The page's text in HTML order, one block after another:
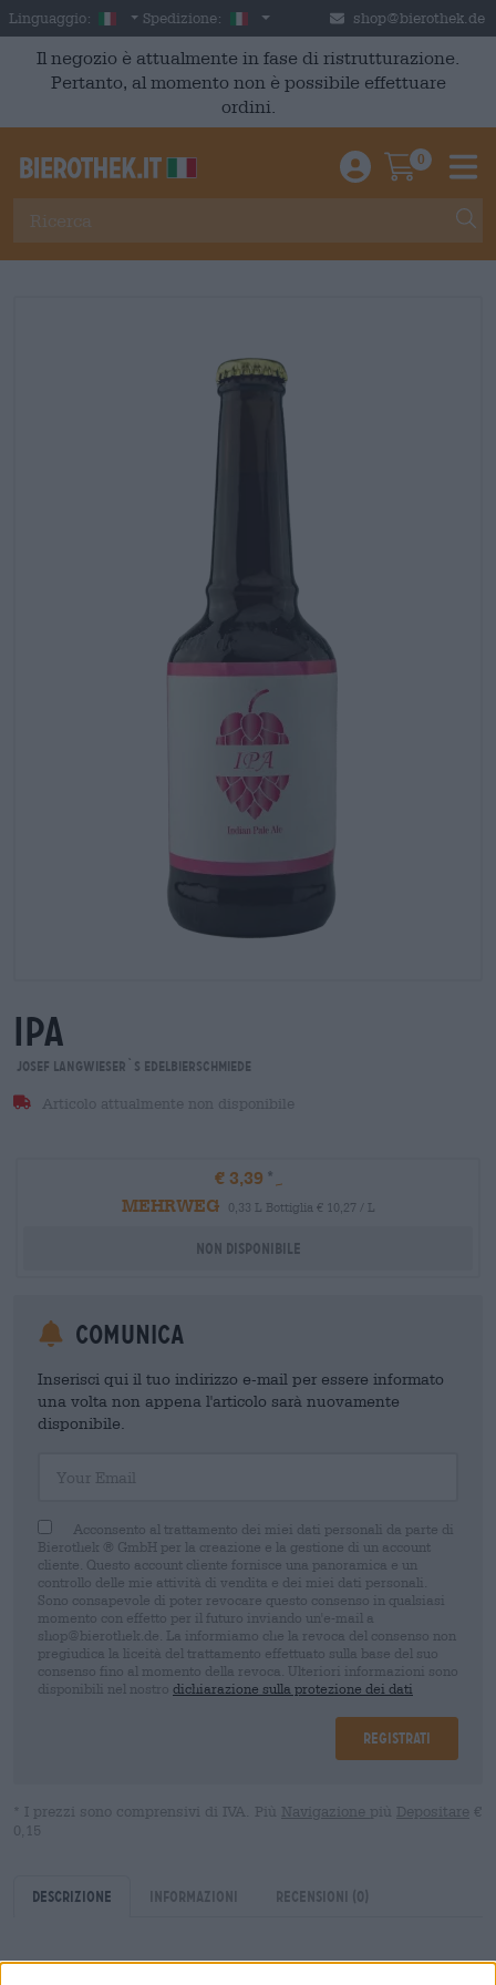
Skip to main content
Linguaggio: Italian
Spedizione: Italia shop@bierothek.de
Il negozio è attualmente in fase di ristrutturazione.
Pertanto, al momento non è possibile effettuare
ordini.
Einloggen /
0
ipa
Josef Langwieser`s Edelbierschmiede
Articolo attualmente non disponibile
€ 3,39
MEHRWEG
0,33 L Bottiglia € 10,27 / L
Non disponibile
Comunica
Inserisci qui il tuo indirizzo e-mail per essere informato
una volta non appena l'articolo sarà nuovamente
disponibile.
Acconsento al trattamento dei miei dati personali da parte di
Bierothek ® GmbH per la creazione e la gestione di un account
cliente. Questo account cliente fornisce una panoramica e un
controllo delle mie attività di vendita e dei miei dati personali.
Sono consapevole di poter revocare questo consenso in qualsiasi
momento con effetto per il futuro inviando un'e-mail a
shop@bierothek.de. La informiamo che la revoca del consenso non
pregiudica la liceità del trattamento effettuato sulla base del suo
consenso fino al momento della revoca. Ulteriori informazioni sono
disponibili nel nostro dichiarazione sulla protezione dei dati
Registrati
* I prezzi sono comprensivi di IVA. Più Navigazione più Depositare €
0,15
Descrizione Informazioni Recensioni (0)